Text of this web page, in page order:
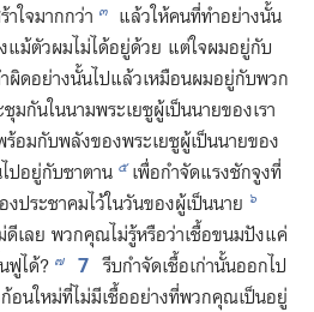
ใจ​มาก​กว่า ๓
แล้ว​ให้​คน​ที่​ทำ​อย่าง​นั้น​
แม้​ตัว​ผม​ไม่​ได้​อยู่​ด้วย แต่​ใจ​ผม​อยู่​กับ​
ด​อย่าง​นั้น​ไป​แล้ว​เหมือน​ผม​อยู่​กับ​พวก​
ม​กัน​ใน​นาม​พระ​เยซู​ผู้​เป็น​นาย​ของ​เรา
อม​กับ​พลัง​ของ​พระ​เยซู​ผู้​เป็น​นาย​ของ​
ป​อยู่​กับ​ซาตาน ๕ เพื่อ​กำจัด​แรง​ชักจูง​ที่​
ประชาคม​ไว้​ใน​วัน​ของ​ผู้​เป็น​นาย ๖
เลย พวก​คุณ​ไม่​รู้​หรือ​ว่า​เชื้อ​ขนมปัง​แค่​
ฟู​ได้? ๗ 7 รีบ​กำจัด​เชื้อ​เก่า​นั้น​ออก​ไป
อน​ใหม่​ที่​ไม่​มี​เชื้อ​อย่าง​ที่​พวก​คุณ​เป็น​อยู่​